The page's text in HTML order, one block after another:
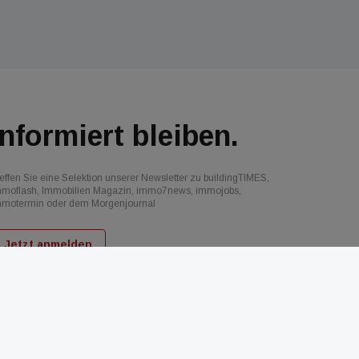
bleiben.
Sie eine Selektion unserer Newsletter zu buildingTIMES,
Immobilien Magazin, immo7news, immojobs,
oder dem Morgenjournal
Jetzt anmelden